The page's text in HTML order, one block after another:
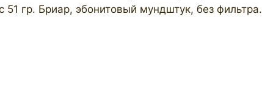
гр. Бриар, эбонитовый мундштук, без фильтра.